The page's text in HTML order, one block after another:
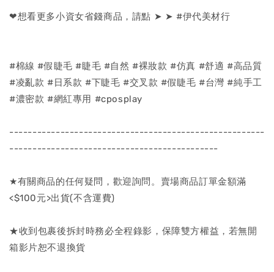
❤想看更多小資女省錢商品，請點 ➤ ➤ #伊代美材行
#棉線 #假睫毛 #睫毛 #自然 #裸妝款 #仿真 #舒適 #高品質
#凌亂款 #日系款 #下睫毛 #交叉款 #假睫毛 #台灣 #純手工
#濃密款 #網紅專用 #cposplay
-------------------------------------------------------
---------------------------------------------
★有關商品的任何疑問，歡迎詢問。賣場商品訂單金額滿
<$100元>出貨(不含運費)
★收到包裹後拆封時務必全程錄影，保障雙方權益，若無開
箱影片恕不退換貨